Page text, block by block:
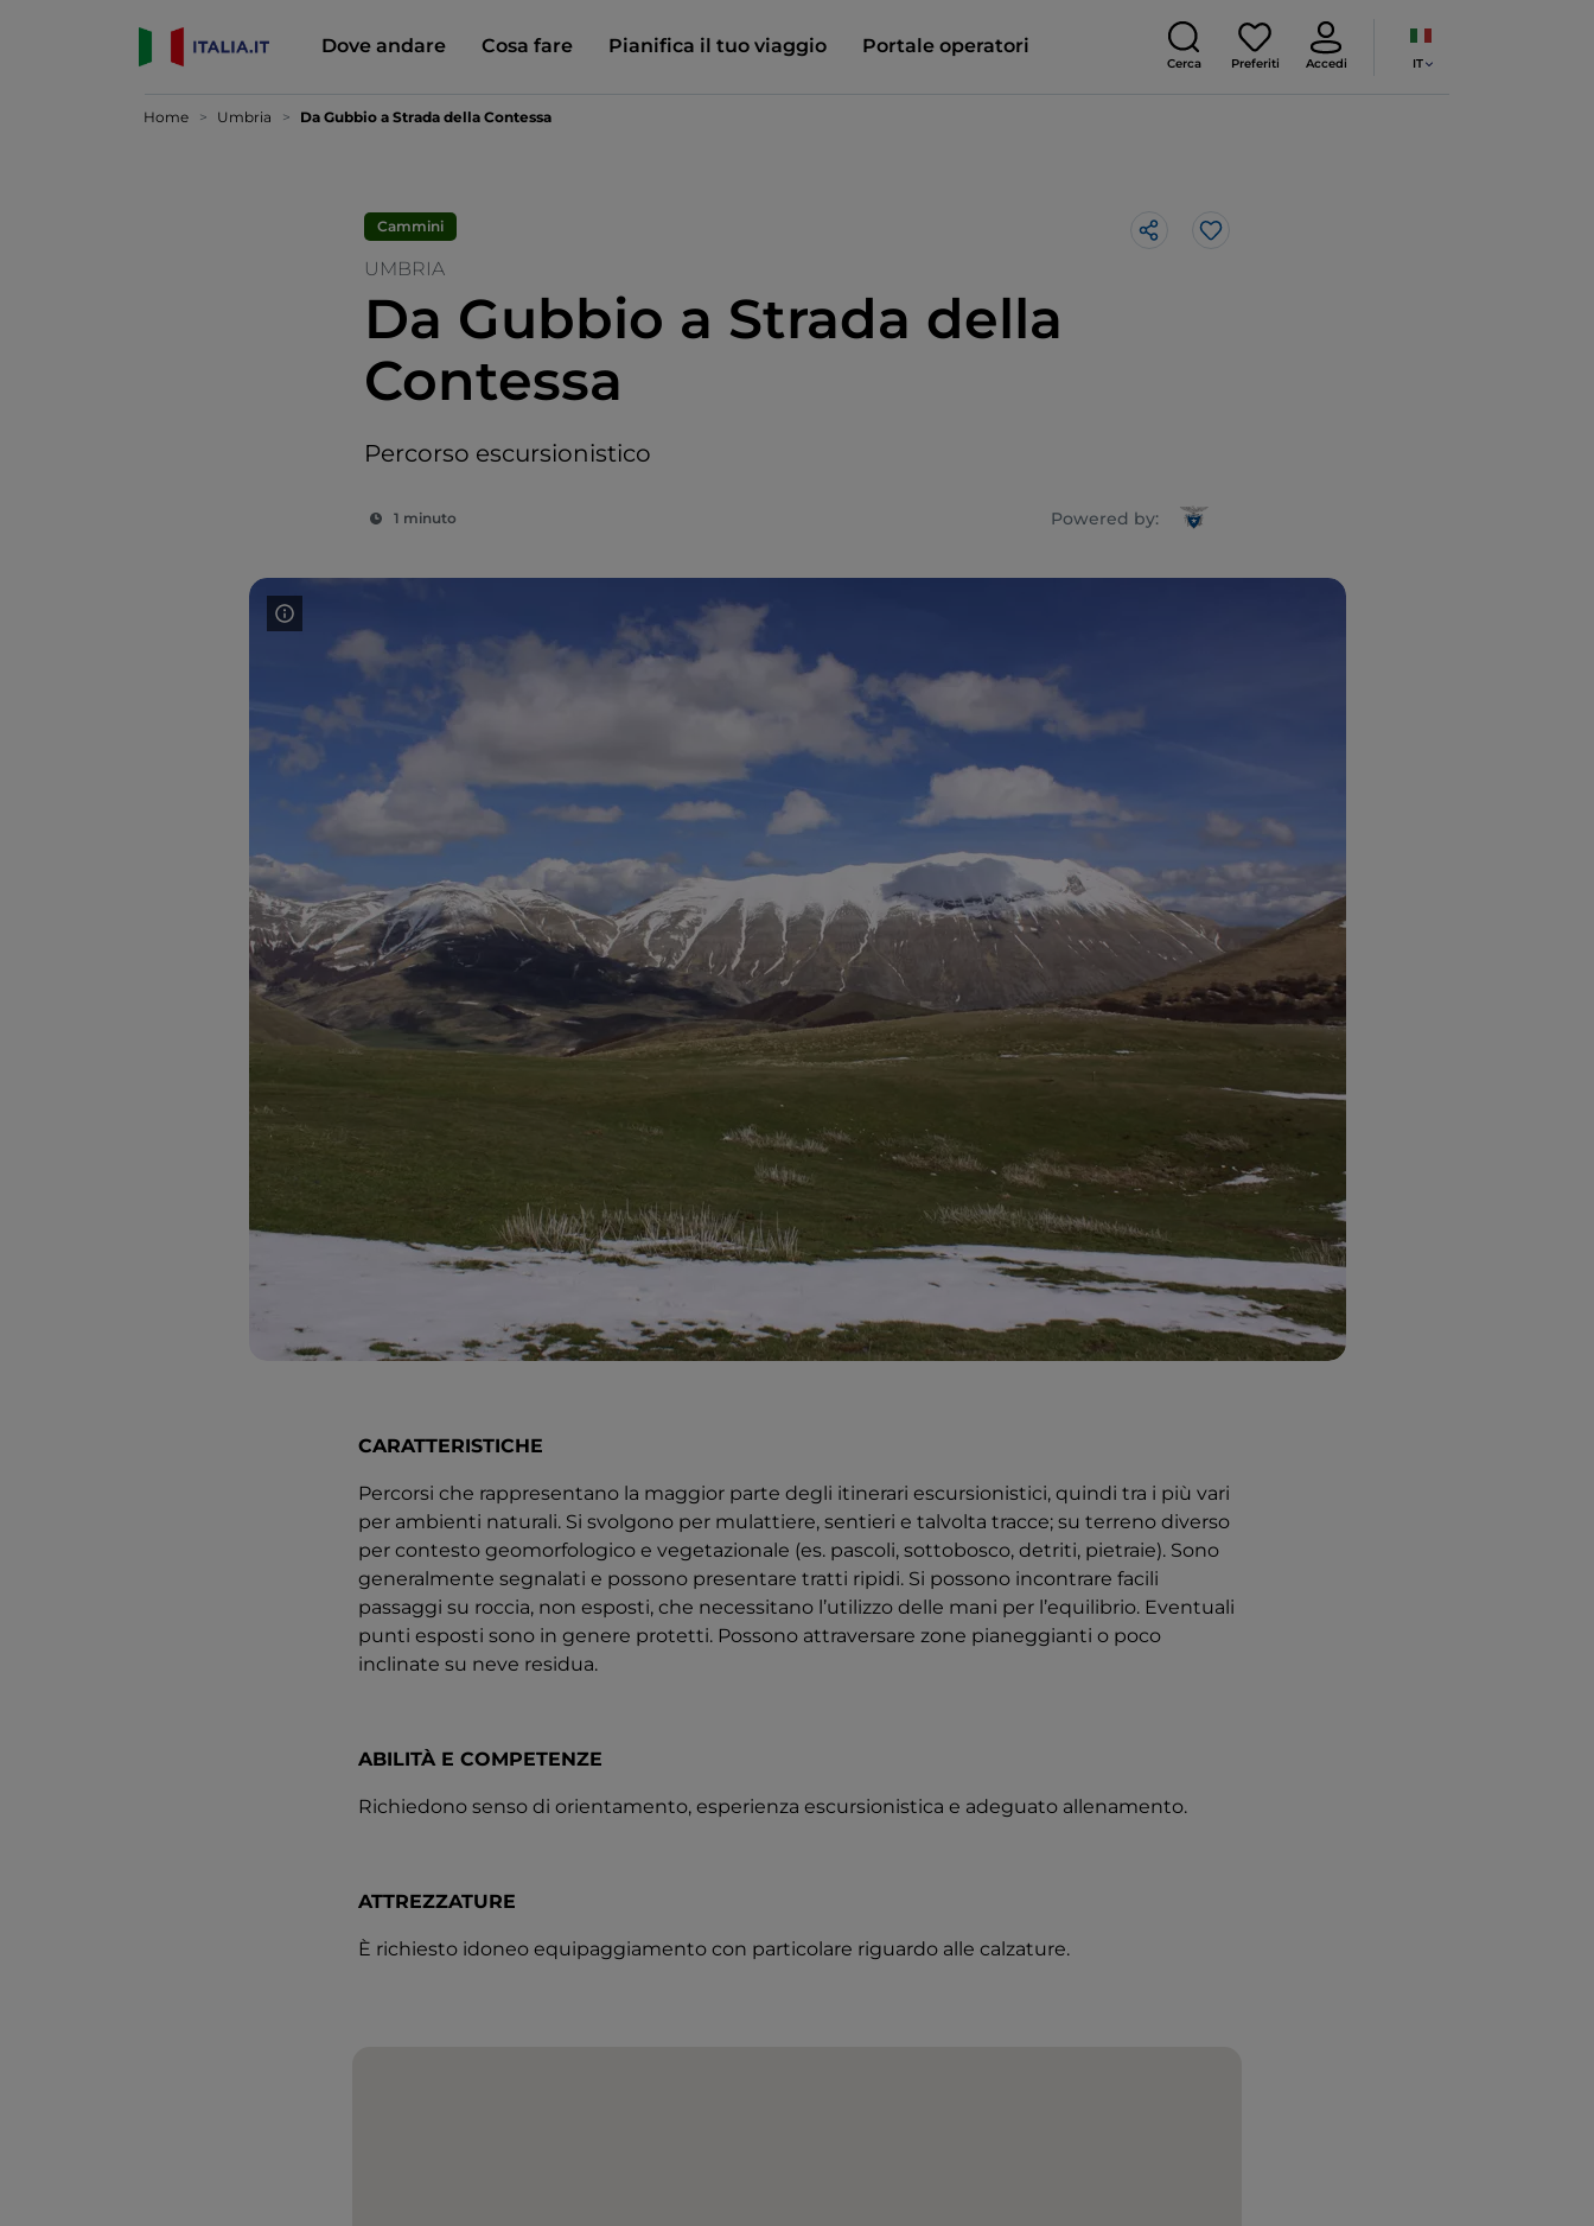
Dove andare Cosa fare Pianifica il tuo viaggio Portale operatori
Cerca Preferiti Accedi IT
Home Umbria Da Gubbio a Strada della Contessa
Cammini
UMBRIA
Da Gubbio a Strada della
Contessa
Percorso escursionistico
1 minuto Powered by:
Like
CARATTERISTICHE
Percorsi che rappresentano la maggior parte degli itinerari escursionistici, quindi tra i più vari
per ambienti naturali. Si svolgono per mulattiere, sentieri e talvolta tracce; su terreno diverso
per contesto geomorfologico e vegetazionale (es. pascoli, sottobosco, detriti, pietraie). Sono
generalmente segnalati e possono presentare tratti ripidi. Si possono incontrare facili
passaggi su roccia, non esposti, che necessitano l’utilizzo delle mani per l’equilibrio. Eventuali
punti esposti sono in genere protetti. Possono attraversare zone pianeggianti o poco
inclinate su neve residua.
ABILITÀ E COMPETENZE
Richiedono senso di orientamento, esperienza escursionistica e adeguato allenamento.
ATTREZZATURE
È richiesto idoneo equipaggiamento con particolare riguardo alle calzature.